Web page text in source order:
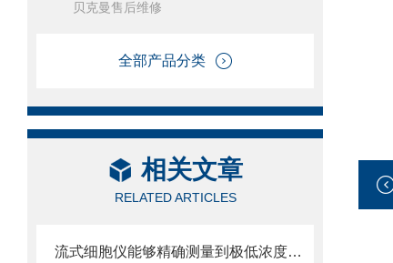
贝克曼售后维修
全部产品分类
相关文章
RELATED ARTICLES
流式细胞仪能够精确测量到极低浓度的标记物